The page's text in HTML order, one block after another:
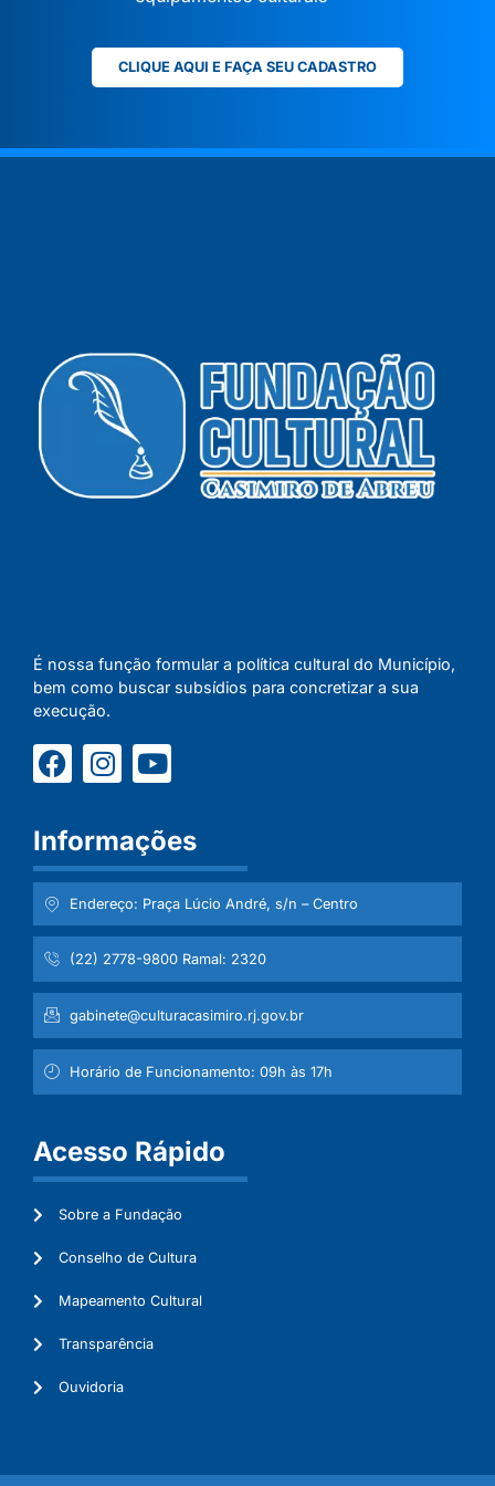
CLIQUE AQUI E FAÇA SEU CADASTRO
É nossa função formular a política cultural do Município,
bem como buscar subsídios para concretizar a sua
execução.
Informações
Endereço: Praça Lúcio André, s/n – Centro
(22) 2778-9800 Ramal: 2320
gabinete@culturacasimiro.rj.gov.br
Horário de Funcionamento: 09h às 17h
Acesso Rápido
Sobre a Fundação
Conselho de Cultura
Mapeamento Cultural
Transparência
Ouvidoria